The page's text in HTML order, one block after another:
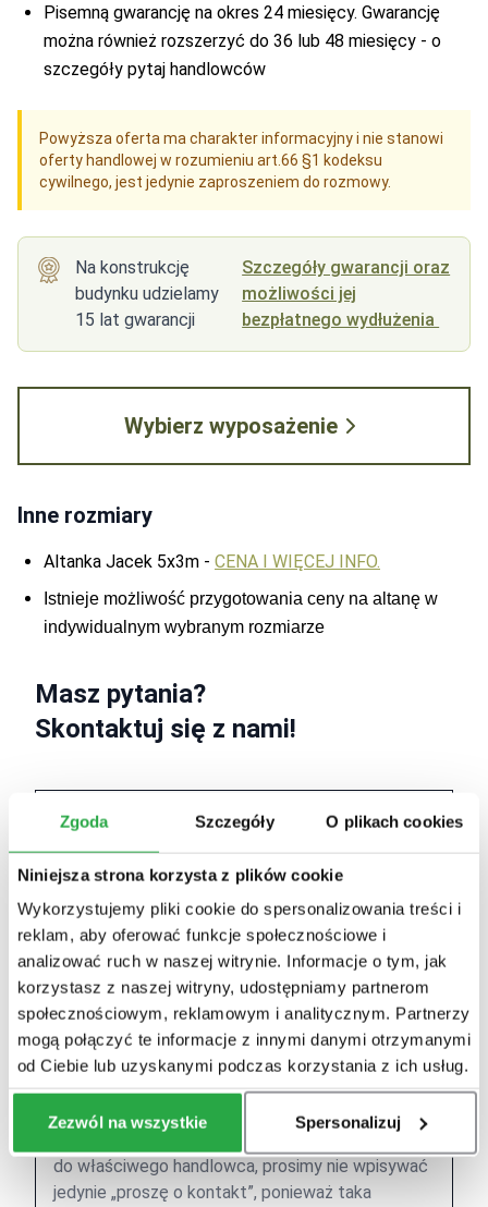
Zgoda Szczegóły O plikach cookies
Niniejsza strona korzysta z plików cookie
Wykorzystujemy pliki cookie do spersonalizowania treści i
reklam, aby oferować funkcje społecznościowe i
analizować ruch w naszej witrynie. Informacje o tym, jak
korzystasz z naszej witryny, udostępniamy partnerom
społecznościowym, reklamowym i analitycznym. Partnerzy
mogą połączyć te informacje z innymi danymi otrzymanymi
od Ciebie lub uzyskanymi podczas korzystania z ich usług.
Zezwól na wszystkie Spersonalizuj
Pisemną gwarancję na okres 24 miesięcy. Gwarancję
można również rozszerzyć do 36 lub 48 miesięcy - o
szczegóły pytaj handlowców
Powyższa oferta ma charakter informacyjny i nie stanowi
oferty handlowej w rozumieniu art.66 §1 kodeksu
cywilnego, jest jedynie zaproszeniem do rozmowy.
Na konstrukcję
budynku udzielamy
15 lat gwarancji
Szczegóły gwarancji oraz
możliwości jej
bezpłatnego wydłużenia
Wybierz wyposażenie
Inne rozmiary
Altanka Jacek 5x3m - CENA I WIĘCEJ INFO.
Istnieje możliwość przygotowania ceny na altanę w
indywidualnym wybranym rozmiarze
Masz pytania?
Skontaktuj się z nami!